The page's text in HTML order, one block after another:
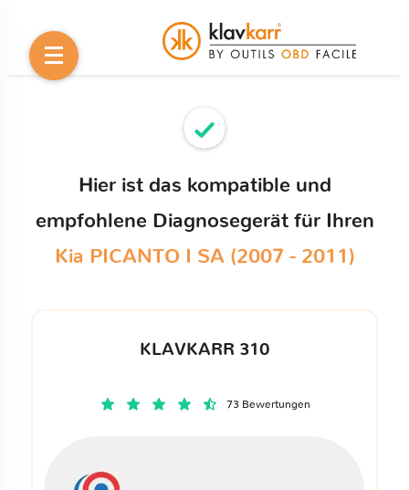
Hier ist das kompatible und
empfohlene Diagnosegerät für Ihren
Kia PICANTO I SA (2007 - 2011)
KLAVKARR 310
73 Bewertungen